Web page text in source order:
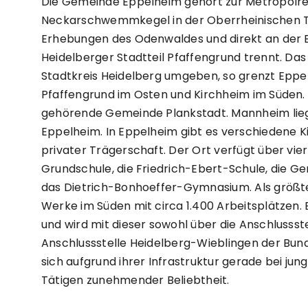
Neckarschwemmkegel in der Oberrheinischen
Erhebungen des Odenwaldes und direkt an
Heidelberger Stadtteil Pfaffengrund trennt.
Stadtkreis Heidelberg umgeben, so grenzt
Pfaffengrund im Osten und Kirchheim im
gehörende Gemeinde Plankstadt. Mannheim
Eppelheim. In Eppelheim gibt es verschiedene
privater Trägerschaft. Der Ort verfügt über
Grundschule, die Friedrich-Ebert-Schule, die
das Dietrich-Bonhoeffer-Gymnasium. Als
Werke im Süden mit circa 1.400
und wird mit dieser sowohl über die
Anschlussstelle Heidelberg-Wieblingen der
sich aufgrund ihrer Infrastruktur gerade bei
Tätigen zunehmender Beliebtheit.